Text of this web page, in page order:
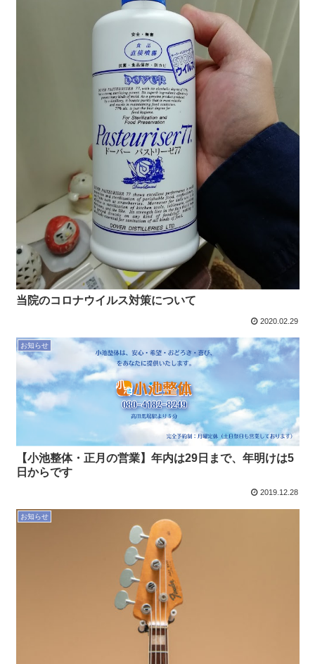
当院のコロナウイルス対策について
2020.02.29
お知らせ
【小池整体・正月の営業】年内は29日まで、年明けは5
日からです
2019.12.28
お知らせ